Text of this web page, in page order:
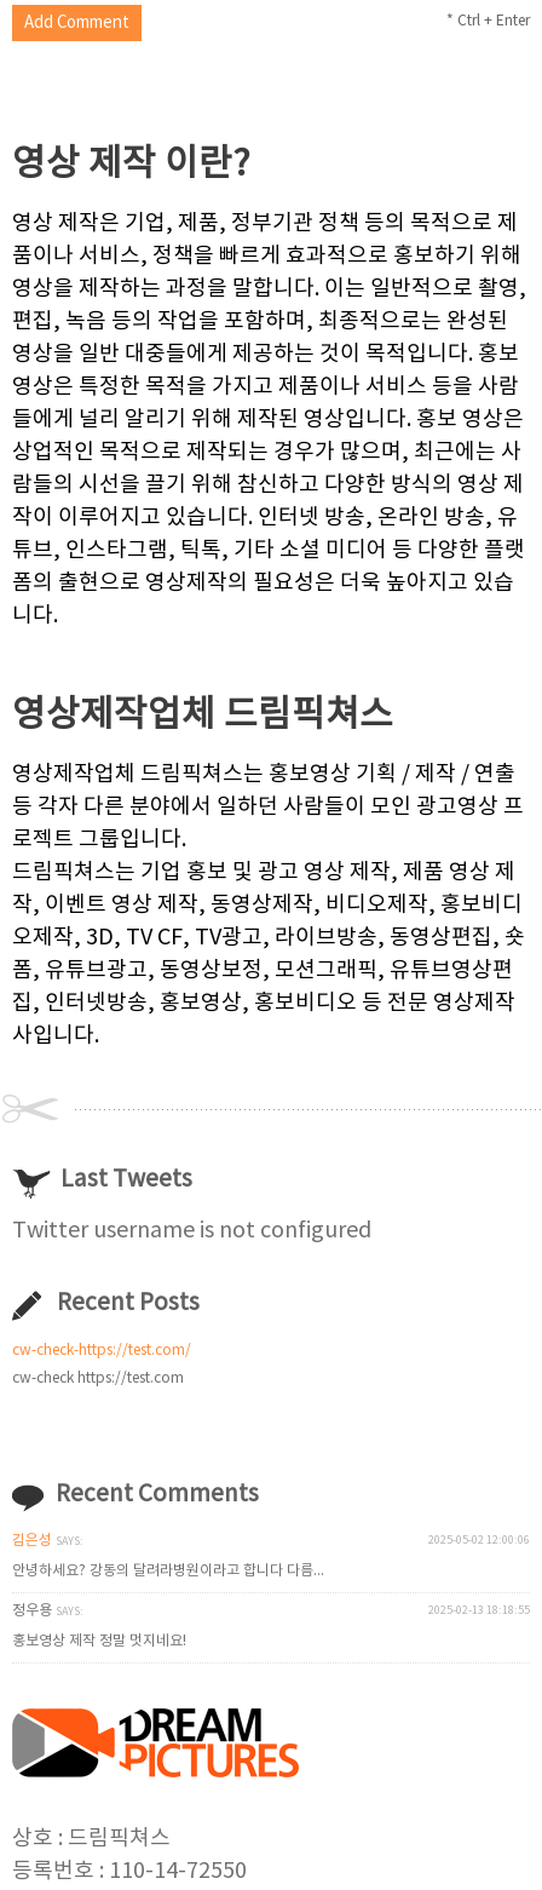
* Ctrl + Enter
영상 제작 이란?
영상 제작은 기업, 제품, 정부기관 정책 등의 목적으로 제
품이나 서비스, 정책을 빠르게 효과적으로 홍보하기 위해
영상을 제작하는 과정을 말합니다. 이는 일반적으로 촬영,
편집, 녹음 등의 작업을 포함하며, 최종적으로는 완성된
영상을 일반 대중들에게 제공하는 것이 목적입니다. 홍보
영상은 특정한 목적을 가지고 제품이나 서비스 등을 사람
들에게 널리 알리기 위해 제작된 영상입니다. 홍보 영상은
상업적인 목적으로 제작되는 경우가 많으며, 최근에는 사
람들의 시선을 끌기 위해 참신하고 다양한 방식의 영상 제
작이 이루어지고 있습니다. 인터넷 방송, 온라인 방송, 유
튜브, 인스타그램, 틱톡, 기타 소셜 미디어 등 다양한 플랫
폼의 출현으로 영상제작의 필요성은 더욱 높아지고 있습
니다.
영상제작업체 드림픽쳐스
영상제작업체 드림픽쳐스는 홍보영상 기획 / 제작 / 연출
등 각자 다른 분야에서 일하던 사람들이 모인 광고영상 프
로젝트 그룹입니다.
드림픽쳐스는 기업 홍보 및 광고 영상 제작, 제품 영상 제
작, 이벤트 영상 제작, 동영상제작, 비디오제작, 홍보비디
오제작, 3D, TV CF, TV광고, 라이브방송, 동영상편집, 숏
폼, 유튜브광고, 동영상보정, 모션그래픽, 유튜브영상편
집, 인터넷방송, 홍보영상, 홍보비디오 등 전문 영상제작
사입니다.
Last Tweets
Twitter username is not configured
Recent Posts
cw-check-https://test.com/
cw-check https://test.com
Recent Comments
김은성 SAYS: 2025-05-02 12:00:06
안녕하세요? 강동의 달려라병원이라고 합니다 다름...
정우용 SAYS: 2025-02-13 18:18:55
홍보영상 제작 정말 멋지네요!
상호 : 드림픽쳐스
등록번호 : 110-14-72550